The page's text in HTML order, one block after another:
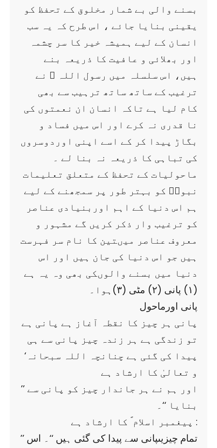
بسنے والی بے شمار مخلوق کے تحفظ کو
یقینی بنایا جائے ، اس طرح کہ یہ سب
انسان کے لیے ہمیشہ خیر کا سر چشمہ
اور بھلائی و عافیت کا ذریعہ بنے
ہیں، اس سلسلہ میں رسول اللہ ؐ نے
ترغیب کے ساتھ ساتھ ترہیب سے بھی
کام لیا ہے تاکہ انسان ان نعمتوں کی
نا قدری نہ کرے اور اس میں فساد و
بگاڑ پیدا کر کے اسے اپنی اوردوسروں
کی تباہی کا ذریعہ نہ بنا لے ۔
ماحولیات کے تحفظ کے متعلق تعلیمات
نبویؐ کو بہتر طور پر سمجھنے کے لیے
ہم اس دنیا کے اہم اوربنیادی عناصر
کو ترغیب وار ذکر کریں گے مشہور و
معروف عناصر میںتین کا نام سر فہرست
ہیں جو اس دنیا کی جان ہیں اور اس
دنیا میں بسنے والوںکی بھی وہ یہ ہے
(۱) پانی (۲) مٹی (۳)ہوا۔
پانی اورماحول
پانی ہر چیز کا نقطہ آغاز ہے پانی ہے
تو زندگی ہے ہر زندہ چیز پانی سے ہی
پیدا کی گئی ہے چنانچہ اللہ سبحانہ‘
و تعالیٰ کا ارشاد ہے
’’ اور ہم نے ہر جاندار چیز کو پانی سے
بنایا ‘‘۔
پیغمبر اسلام ؐ کا ارشاد ہے :
’’ تمام چیزیںپانی سے پیدا کی گئی ہیں ‘‘۔ اس